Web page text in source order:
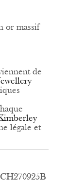
or massif
de
légale et